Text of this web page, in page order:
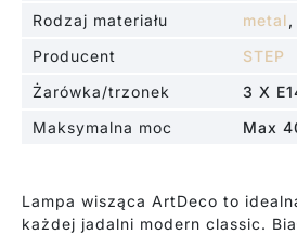
Rodzaj materiału
metal ,
Producent
STEP
Żarówka/trzonek
3 X
Maksymalna moc
Max
Lampa wisząca ArtDeco to
każdej jadalni modern classic.